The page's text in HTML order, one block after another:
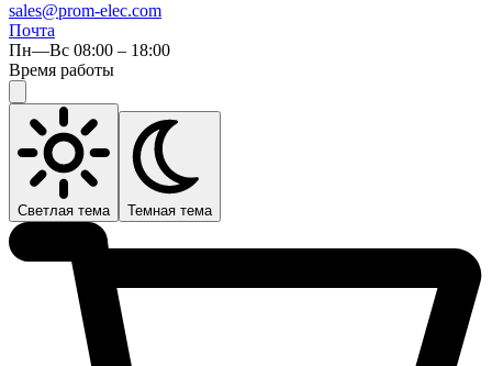
sales@prom-elec.com
Почта
Пн—Вс 08:00 – 18:00
Время работы
Светлая тема Темная тема